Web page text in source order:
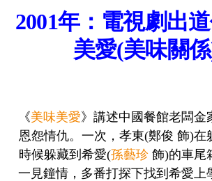
2001年：電視劇出
美愛(美味關係
《美味美愛》講述中國餐館老闆金
恩怨情仇。一次，孝東(鄭俊 飾)在
時候躲藏到希愛(孫藝珍飾)的車尾
一見鐘情，多番打探下找到希愛上